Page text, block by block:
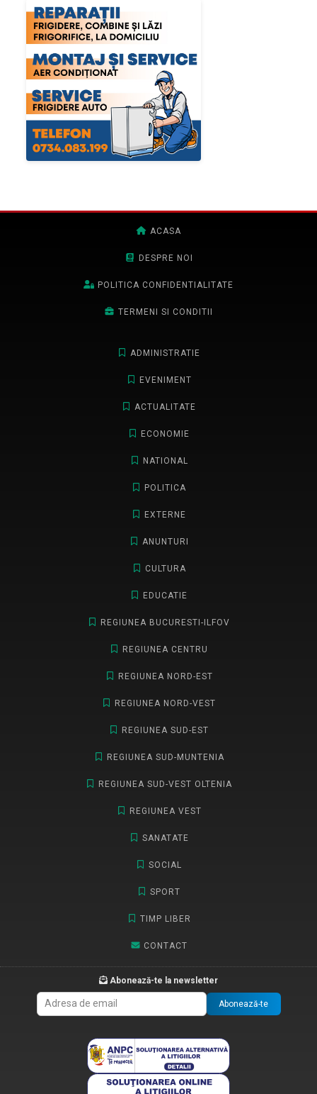
ACASA
DESPRE NOI
POLITICA CONFIDENTIALITATE
TERMENI SI CONDITII
ADMINISTRATIE
EVENIMENT
ACTUALITATE
ECONOMIE
NATIONAL
POLITICA
EXTERNE
ANUNTURI
CULTURA
EDUCATIE
REGIUNEA BUCURESTI-ILFOV
REGIUNEA CENTRU
REGIUNEA NORD-EST
REGIUNEA NORD-VEST
REGIUNEA SUD-EST
REGIUNEA SUD-MUNTENIA
REGIUNEA SUD-VEST OLTENIA
REGIUNEA VEST
SANATATE
SOCIAL
SPORT
TIMP LIBER
CONTACT
Abonează-te la newsletter
Abonează-te